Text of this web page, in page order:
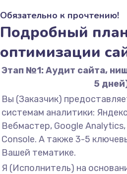
Обязательно к прочтению!
Подробный
оптимизации
Этап №1: Аудит сайта,
5
Вы (Заказчик)
системам аналитики:
Вебмастер, Google
Console. А также 3-5
Вашей тематике.
Я (Исполнитель) на